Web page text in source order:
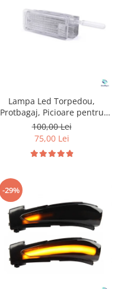
Lampa Led Torpedou,
Protbagaj, Picioare pentru
Peugeot & Citroen
100,00 Lei
75,00 Lei
-29%